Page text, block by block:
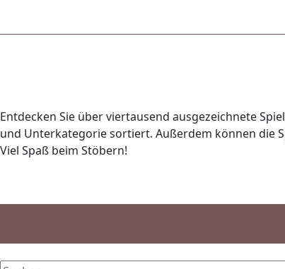
Entdecken Sie über viertausend ausgezeichnete
und Unterkategorie sortiert. Außerdem können die
Viel Spaß beim Stöbern!